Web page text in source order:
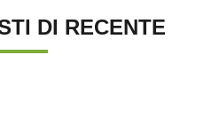
DI RECENTE